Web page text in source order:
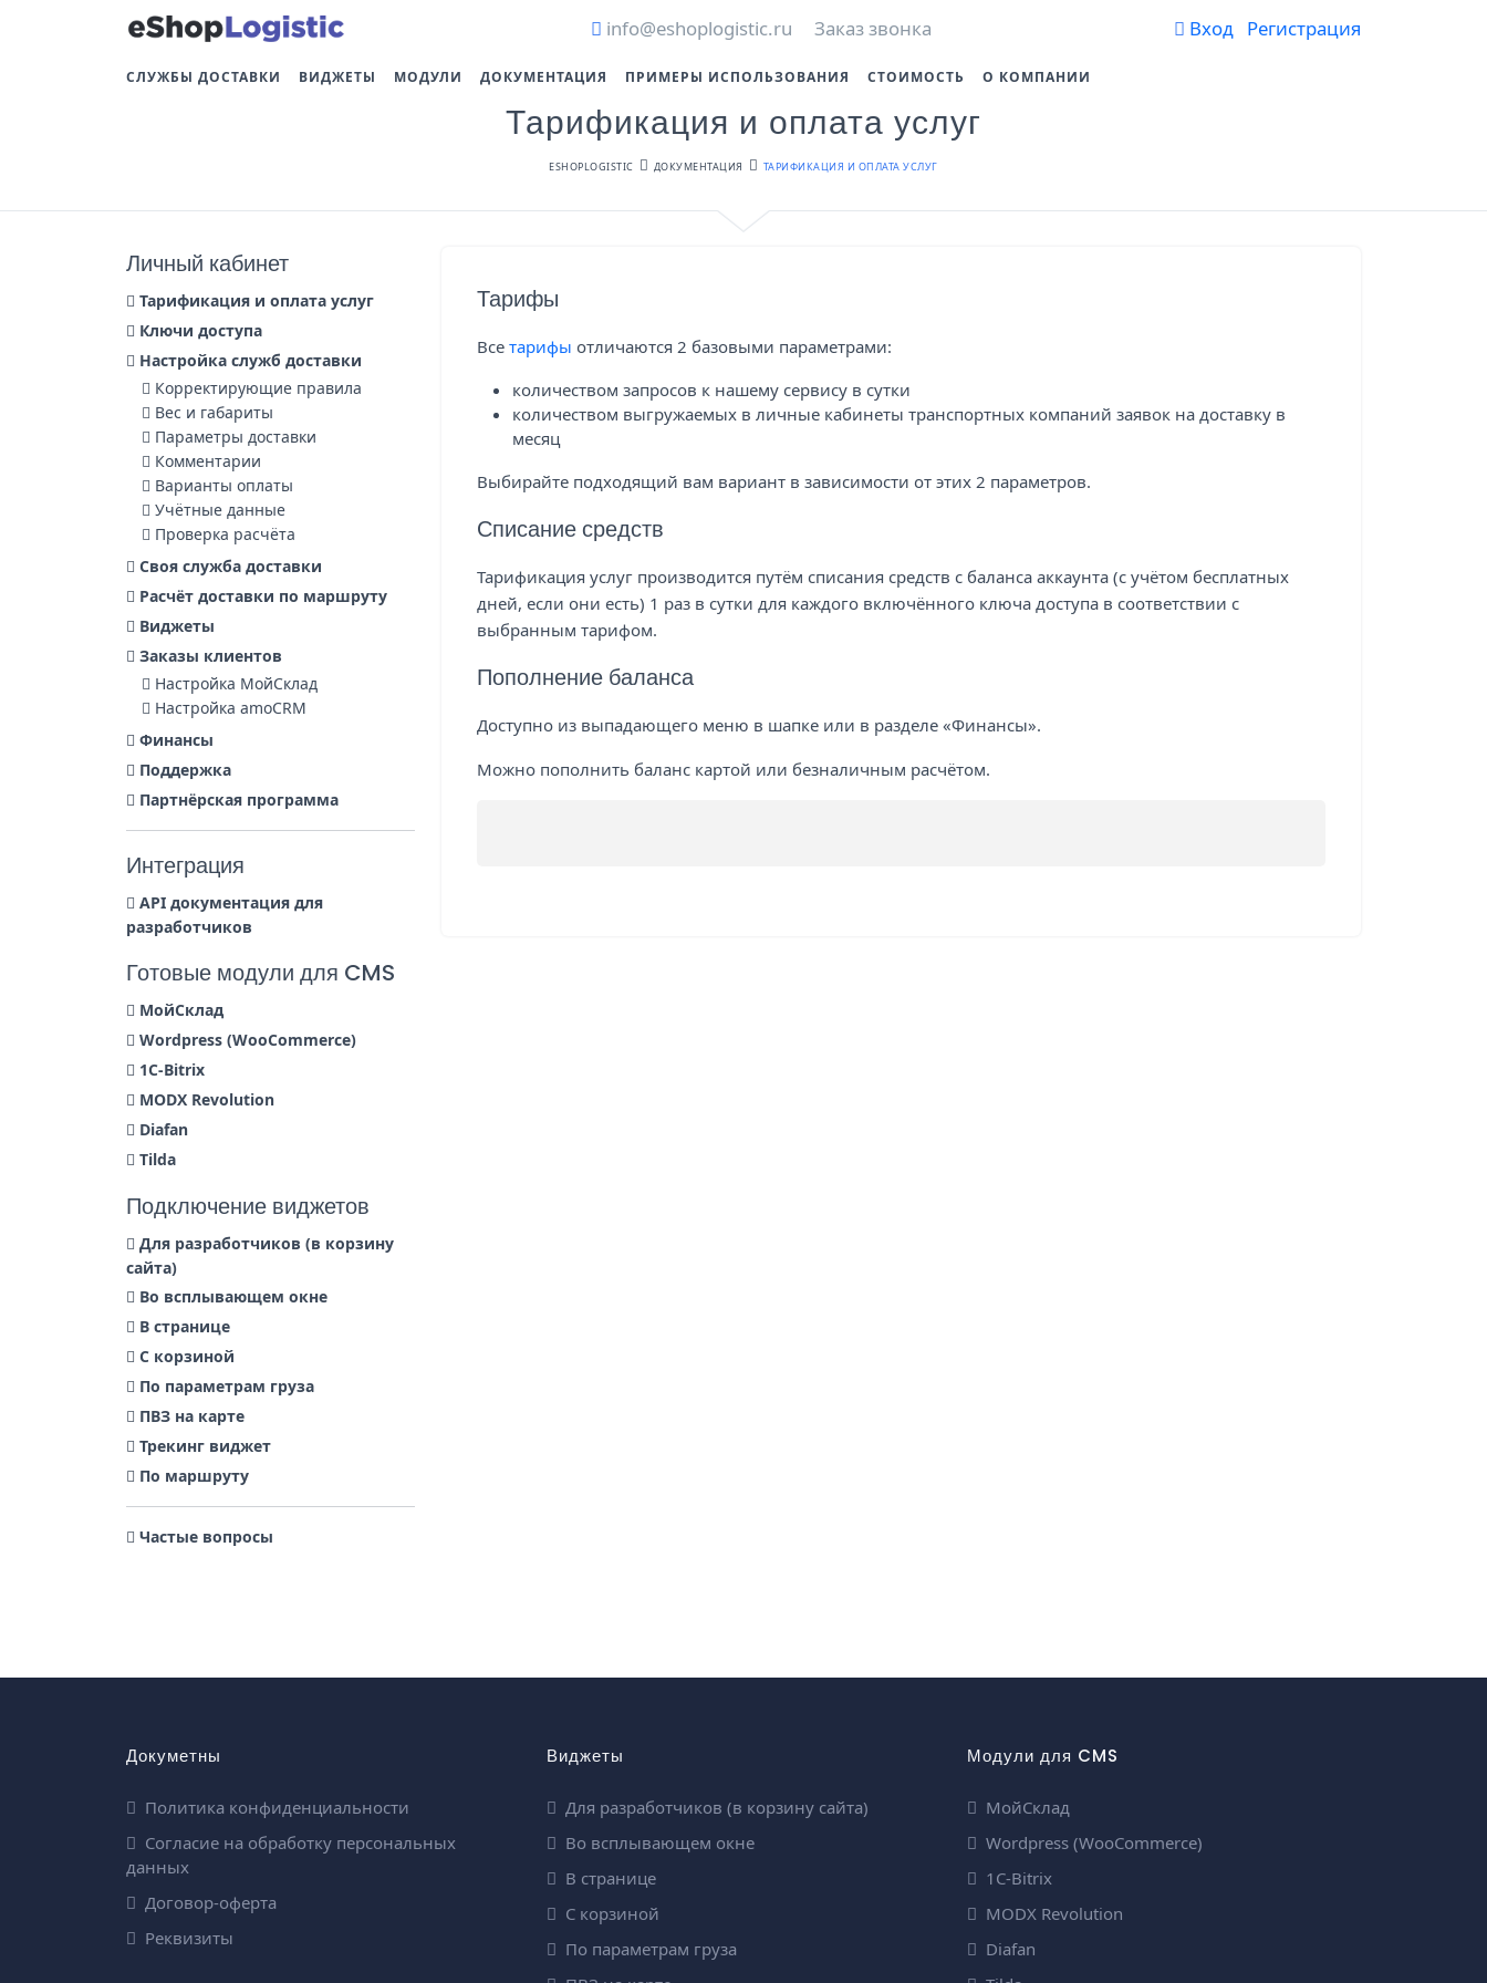
info@eshoplogistic.ru Заказ звонка Вход Регистрация
СЛУЖБЫ ДОСТАВКИ ВИДЖЕТЫ МОДУЛИ ДОКУМЕНТАЦИЯ ПРИМЕРЫ ИСПОЛЬЗОВАНИЯ СТОИМОСТЬ О КОМПАНИИ
Тарификация и оплата услуг
ESHOPLOGISTIC ДОКУМЕНТАЦИЯ ТАРИФИКАЦИЯ И ОПЛАТА УСЛУГ
Личный кабинет
Тарификация и оплата услуг
Ключи доступа
Настройка служб доставки
Корректирующие правила
Вес и габариты
Параметры доставки
Комментарии
Варианты оплаты
Учётные данные
Проверка расчёта
Своя служба доставки
Расчёт доставки по маршруту
Виджеты
Заказы клиентов
Настройка МойСклад
Настройка amoCRM
Финансы
Поддержка
Партнёрская программа
Интеграция
API документация для
разработчиков
Готовые модули для CMS
МойСклад
Wordpress (WooCommerce)
1С-Bitrix
MODX Revolution
Diafan
Tilda
Подключение виджетов
Для разработчиков (в корзину
сайта)
Во всплывающем окне
В странице
С корзиной
По параметрам груза
ПВЗ на карте
Трекинг виджет
По маршруту
Частые вопросы
Тарифы
Все тарифы отличаются 2 базовыми параметрами:
количеством запросов к нашему сервису в сутки
количеством выгружаемых в личные кабинеты транспортных компаний заявок на доставку в
месяц
Выбирайте подходящий вам вариант в зависимости от этих 2 параметров.
Списание средств
Тарификация услуг производится путём списания средств с баланса аккаунта (с учётом бесплатных
дней, если они есть) 1 раз в сутки для каждого включённого ключа доступа в соответствии с
выбранным тарифом.
Пополнение баланса
Доступно из выпадающего меню в шапке или в разделе «Финансы».
Можно пополнить баланс картой или безналичным расчётом.
Докуметны
Политика конфиденциальности
Согласие на обработку персональных
данных
Договор-оферта
Реквизиты
Виджеты
Для разработчиков (в корзину сайта)
Во всплывающем окне
В странице
С корзиной
По параметрам груза
Модули для CMS
МойСклад
Wordpress (WooCommerce)
1С-Bitrix
MODX Revolution
Diafan